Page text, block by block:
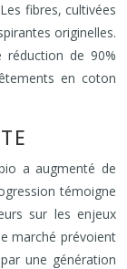
fibres, cultivées
originelles.
réduction de 90%
en coton
a augmenté de
témoigne
sur les enjeux
marché prévoient
une génération